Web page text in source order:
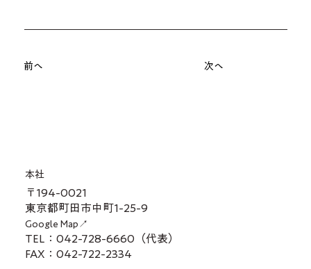
前へ 次へ
本社
〒194-0021
東京都町田市中町1-25-9
Google Map↗
TEL：042-728-6660（代表）
FAX：042-722-2334